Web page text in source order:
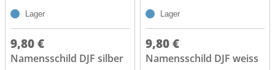
Lager
9,80 €
Namensschild DJF silber
Lager
9,80 €
Namensschild DJF weiss